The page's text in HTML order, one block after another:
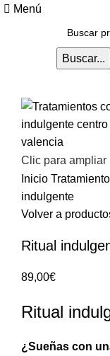
Menú
Buscar...
Clic para ampliar
Inicio
indulgente
Volver a
Ritual
89,00€
Ritual
¿Sueñas con